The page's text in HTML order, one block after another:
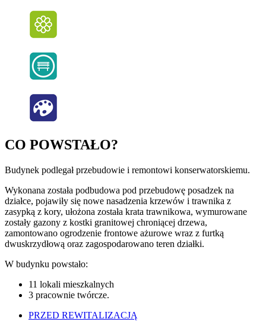
CO POWSTAŁO?
Budynek podlegał przebudowie i remontowi konserwatorskiemu.
Wykonana została podbudowa pod przebudowę posadzek na
działce, pojawiły się nowe nasadzenia krzewów i trawnika z
zasypką z kory, ułożona została krata trawnikowa, wymurowane
zostały gazony z kostki granitowej chroniącej drzewa,
zamontowano ogrodzenie frontowe ażurowe wraz z furtką
dwuskrzydłową oraz zagospodarowano teren działki.
W budynku powstało:
11 lokali mieszkalnych
3 pracownie twórcze.
PRZED REWITALIZACJĄ